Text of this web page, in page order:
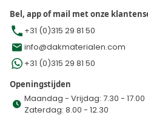
Bel, app of mail met onze
+31 (0)315 29 81 50
info@dakmaterialen.com
+31 (0)315 29 81 50
Openingstijden
Maandag - Vrijdag: 7.30 - 17.00
Zaterdag: 8.00 - 12.30